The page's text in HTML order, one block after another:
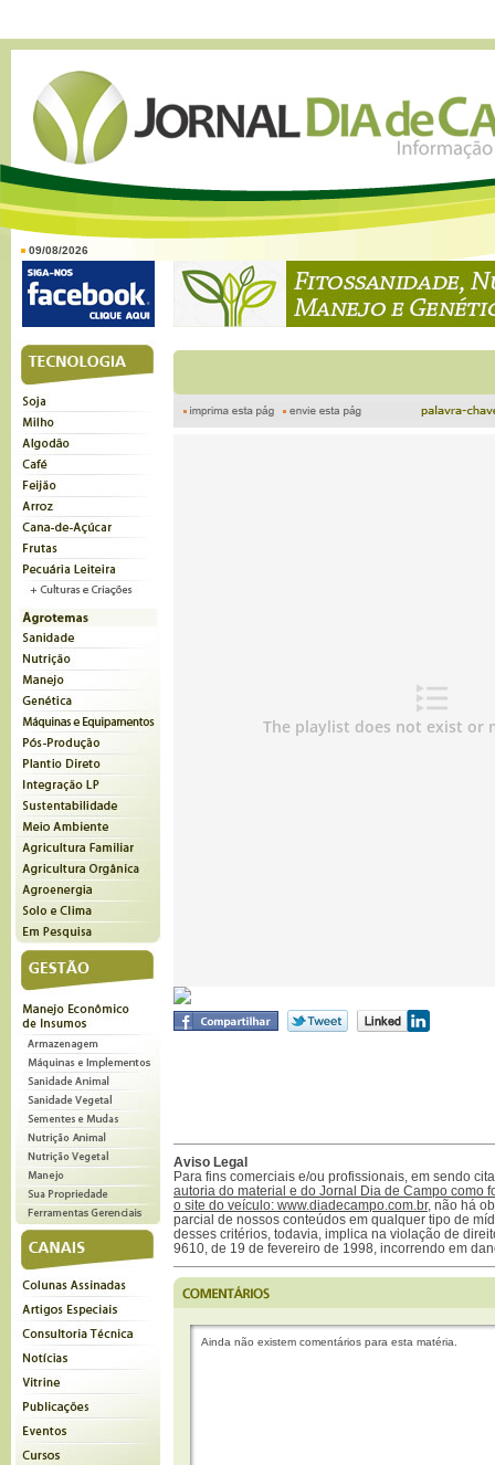
09/08/2026
Aviso Legal
Para fins comerciais e/ou profissionais, em sendo
autoria do material e do Jornal Dia de Campo como
o site do veículo: www.diadecampo.com.br, não há
parcial de nossos conteúdos em qualquer tipo de
desses critérios, todavia, implica na violação de
9610, de 19 de fevereiro de 1998, incorrendo em
Ainda não existem comentários para esta matéria.